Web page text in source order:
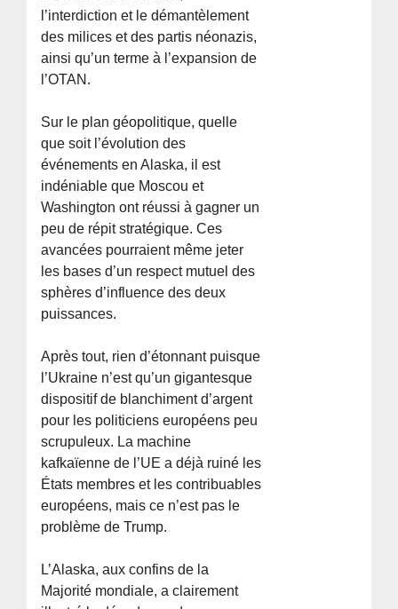
l’interdiction et le démantèlement
des milices et des partis néonazis,
ainsi qu’un terme à l’expansion de
l’OTAN.
Sur le plan géopolitique, quelle
que soit l’évolution des
événements en Alaska, il est
indéniable que Moscou et
Washington ont réussi à gagner un
peu de répit stratégique. Ces
avancées pourraient même jeter
les bases d’un respect mutuel des
sphères d’influence des deux
puissances.
Après tout, rien d’étonnant puisque
l’Ukraine n’est qu’un gigantesque
dispositif de blanchiment d’argent
pour les politiciens européens peu
scrupuleux. La machine
kafkaïenne de l’UE a déjà ruiné les
États membres et les contribuables
européens, mais ce n’est pas le
problème de Trump.
L’Alaska, aux confins de la
Majorité mondiale, a clairement